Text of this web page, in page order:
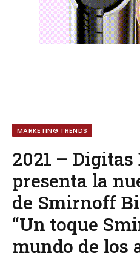
MARKETING TRENDS
2021 –
presenta la
de Smirnoff
“Un toque
mundo de los